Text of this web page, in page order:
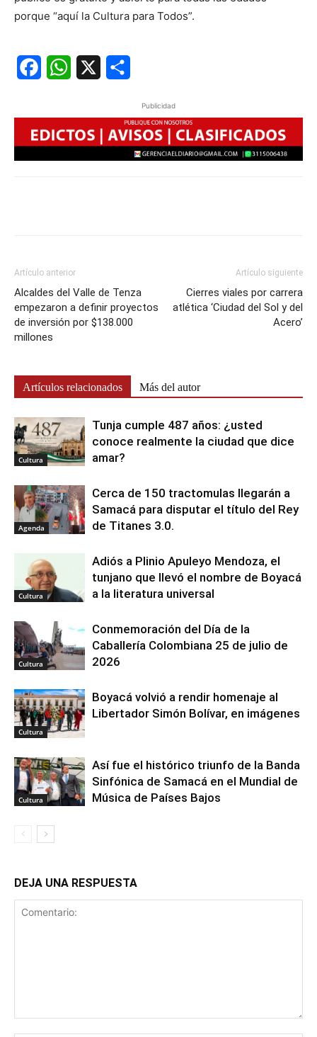
porque “aquí la Cultura para Todos”.
FacebookWhatsApp
Publicidad
Artículo anterior
Alcaldes del Valle de Tenza
empezaron a definir proyectos
de inversión por $138.000
millones
Artículo siguiente
Cierres viales por carrera
atlética ‘Ciudad del Sol y del
Acero’
Artículos relacionados Más del autor
Cultura
Tunja cumple 487 años: ¿usted
conoce realmente la ciudad que dice
amar?
Agenda
Cerca de 150 tractomulas llegarán a
Samacá para disputar el título del Rey
de Titanes 3.0.
Cultura
Adiós a Plinio Apuleyo Mendoza, el
tunjano que llevó el nombre de Boyacá
a la literatura universal
Cultura
Conmemoración del Día de la
Caballería Colombiana 25 de julio de
2026
Cultura
Boyacá volvió a rendir homenaje al
Libertador Simón Bolívar, en imágenes
Cultura
Así fue el histórico triunfo de la Banda
Sinfónica de Samacá en el Mundial de
Música de Países Bajos
DEJA UNA RESPUESTA